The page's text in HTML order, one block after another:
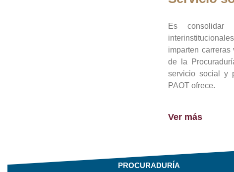
Es consolidar
imparten
de la
servicio social y
PAOT ofrece.
Ver más
PROCURADURÍA